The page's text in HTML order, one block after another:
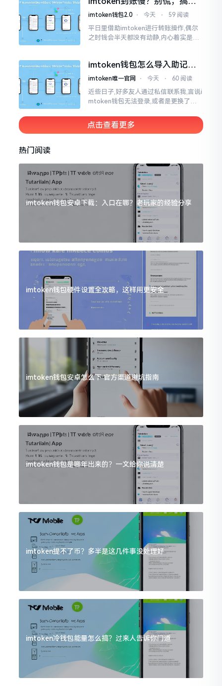
清楚了
这几点比啥都强
imtoken钱包2.0 ⋅ 今天 ⋅ 59 阅读
平日里借助imtoken进行转账操作,偶尔
之时钱会半天都没有动静,内心着实是挺
这个东西呢
imtoken钱包怎么导入助记
词？手把手教你找回资产
imtoken唯一官网 ⋅ 今天 ⋅ 60 阅读
近些日子,好多友人通过私信联系我,言说i
mtoken钱包无法登录,或者是更换了手
蚂蚁一般。实际上
点击查看更多
热门阅读
imtoken钱包安卓下载：入口在哪？老玩家的经验分享
imtoken钱包硬件设置全攻略，这样用更安全
imtoken钱包安卓怎么下 官方渠道避坑指南
imtoken钱包是哪年出来的？一文给你说清楚
imtoken提不了币？多半是这几件事没处理好
imtoken冷钱包能量怎么搞？过来人告诉你门道